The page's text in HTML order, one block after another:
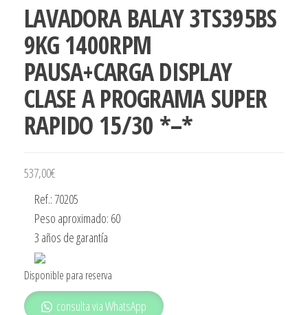
LAVADORA BALAY 3TS395BS
9KG 1400RPM
PAUSA+CARGA DISPLAY
CLASE A PROGRAMA SUPER
RAPIDO 15/30 *–*
537,00€
Ref.: 70205
Peso aproximado: 60
3 años de garantía
Disponible para reserva
consulta via WhatsApp